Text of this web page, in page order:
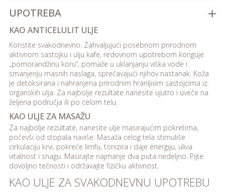
UPOTREBA
KAO ANTICELULIT ULJE
Koristite svakodnevno. Zahvaljujući posebnom prirodnom
aktivnom sastojku i ulju kafe, redovnom upotrebom koriguje
„pomorandžinu koru“, pomaže u uklanjanju viška vode i
smanjenju masnih naslaga, sprečavajući njihov nastanak. Koža
je detoksirana i nahranjena prirodnim hranljivim sastojcima iz
organskih ulja. Za najbolje rezultate nanesite ujutro i uveče na
željena područja ili po celom telu.
KAO ULJE ZA MASAŽU
Za najbolje rezultate, nanesite ulje masirajućim pokretima,
počevši od stopala naviše. Masaža celog tela stimuliše
cirkulaciju krvi, pokreće limfu, tonizira i daje energiju, uliva
vitalnost i snagu. Masirajte najmanje dva puta nedeljno. Pijte
dovoljno tečnosti i održavajte fizičku aktivnost.
KAO ULJE ZA SVAKODNEVNU UPOTREBU